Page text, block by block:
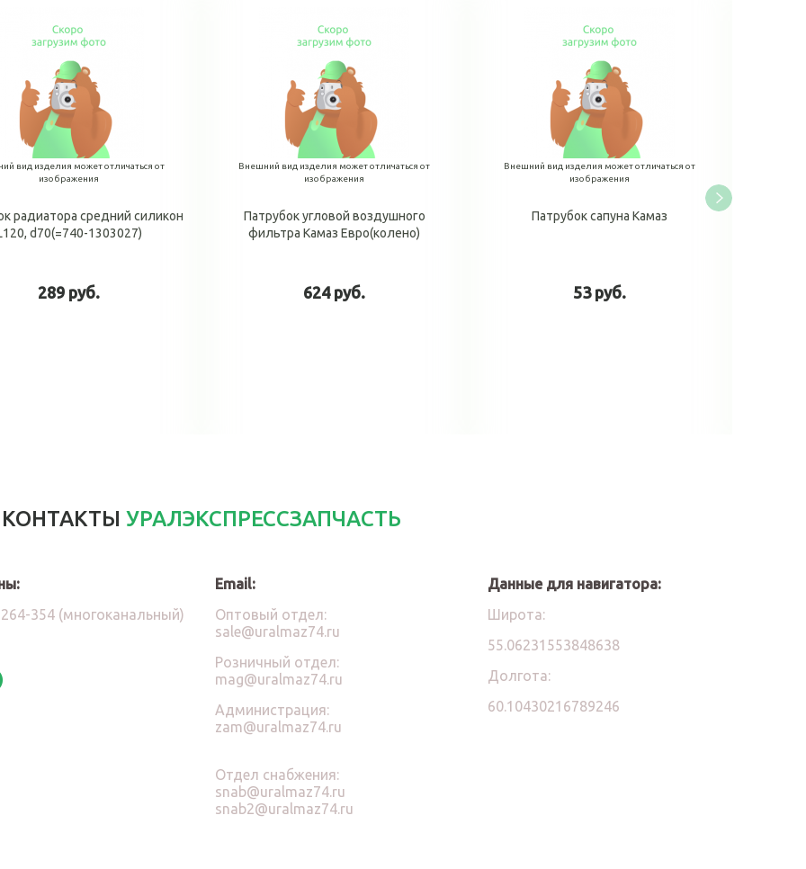
вид изделия может отличаться от
изображения
радиатора средний силикон
d70(=740-1303027)
289 руб.
Внешний вид изделия может отличаться от
изображения
Патрубок угловой воздушного
фильтра Камаз Евро(колено)
624 руб.
Внешний вид изделия может отличаться от
изображения
Патрубок сапуна Камаз
53 руб.
КОНТАКТЫ УРАЛЭКСПРЕССЗАПЧАСТЬ
354 (многоканальный)
Email:
Оптовый отдел:
sale@uralmaz74.ru
Розничный отдел:
mag@uralmaz74.ru
Администрация:
zam@uralmaz74.ru
Отдел снабжения:
snab@uralmaz74.ru
snab2@uralmaz74.ru
Данные для навигатора:
Широта:
55.06231553848638
Долгота:
60.10430216789246